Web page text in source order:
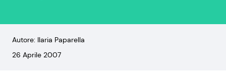
Autore: Ilaria Paparella
26 Aprile 2007